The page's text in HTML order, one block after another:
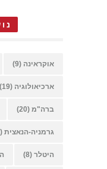
אוקראינה (9)
ארכיאולוגיה (19)
ברה"מ (20)
גרמניה-הנאצית (14)
היטלר (8)